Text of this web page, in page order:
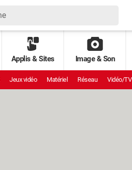
Applis & Sites Image & Son
Jeux vidéo Matériel Réseau Vidéo/TV